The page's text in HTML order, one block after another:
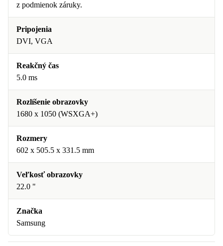
z podmienok záruky.
Pripojenia
DVI, VGA
Reakčný čas
5.0 ms
Rozlíšenie obrazovky
1680 x 1050 (WSXGA+)
Rozmery
602 x 505.5 x 331.5 mm
Veľkosť obrazovky
22.0 "
Značka
Samsung